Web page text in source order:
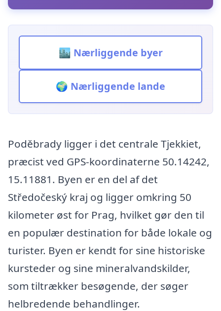
🏙️ Nærliggende byer
🌍 Nærliggende lande
Poděbrady ligger i det centrale Tjekkiet,
præcist ved GPS-koordinaterne 50.14242,
15.11881. Byen er en del af det
Středočeský kraj og ligger omkring 50
kilometer øst for Prag, hvilket gør den til
en populær destination for både lokale og
turister. Byen er kendt for sine historiske
kursteder og sine mineralvandskilder,
som tiltrækker besøgende, der søger
helbredende behandlinger.